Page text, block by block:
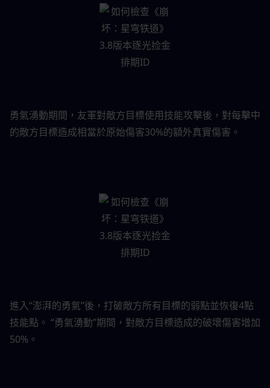
勇氣湧動期間，友軍對敵方目標使用技能攻擊後，對每擊中
的敵方目標造成相當於原始傷害30%的額外真實傷害。
進入“澎湃的勇氣”後，打破敵方所有目標的弱點並恢復4點
技能點。 “勇氣湧動”期間，對敵方目標造成的破壞傷害增加
50%。